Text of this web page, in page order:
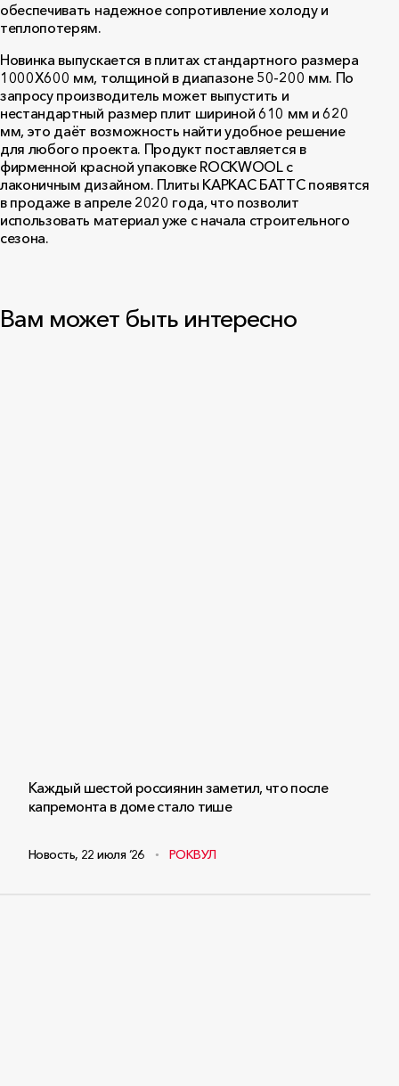
обеспечивать надежное сопротивление холоду и
теплопотерям.
Новинка выпускается в плитах стандартного размера
1000X600 мм, толщиной в диапазоне 50-200 мм. По
запросу производитель может выпустить и
нестандартный размер плит шириной 610 мм и 620
мм, это даёт возможность найти удобное решение
для любого проекта. Продукт поставляется в
фирменной красной упаковке ROCKWOOL с
лаконичным дизайном. Плиты КАРКАС БАТТС появятся
в продаже в апреле 2020 года, что позволит
использовать материал уже с начала строительного
сезона.
Вам может быть интересно
Каждый шестой россиянин заметил, что после
капремонта в доме стало тише
Новость, 22 июля ‘26 РОКВУЛ